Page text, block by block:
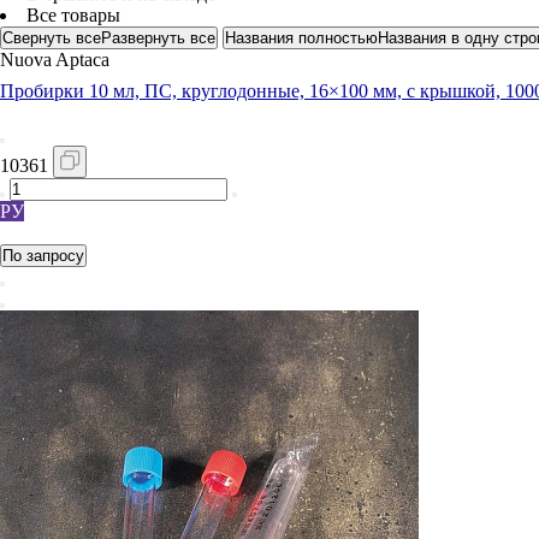
Все товары
Свернуть всеРазвернуть все Названия полностьюНазвания в одну
Nuova Aptaca
Пробирки 10 мл, ПС, круглодонные, 16×100 мм, с крышкой,
10361
РУ
По запросу